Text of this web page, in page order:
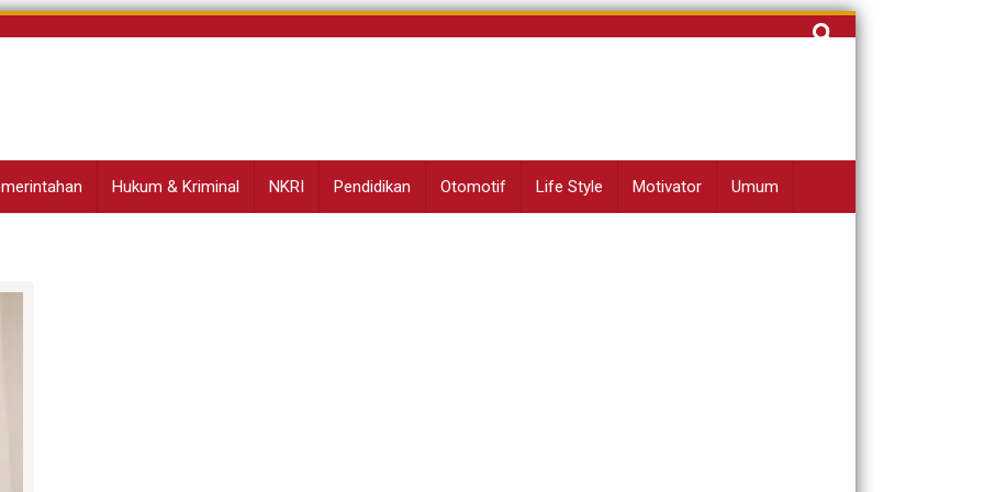
Cari
Hukum & Kriminal NKRI Pendidikan Otomotif Life Style Motivator Umum